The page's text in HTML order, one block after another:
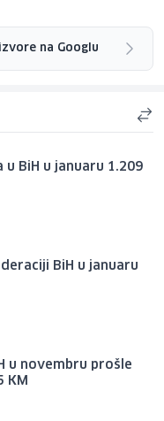
na Googlu
BiH u januaru 1.209
BiH u januaru
u novembru prošle
KM